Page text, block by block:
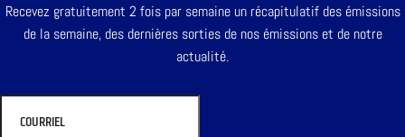
Recevez gratuitement 2 fois par semaine un récapitulatif des émissions
de la semaine, des dernières sorties de nos émissions et de notre
actualité.